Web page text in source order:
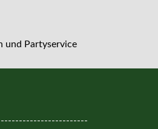
und Partyservice